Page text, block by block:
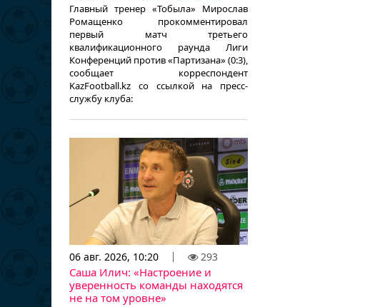
Главный тренер «Тобыла» Мирослав
Ромащенко прокомментировал
первый матч третьего
квалификационного раунда Лиги
Конференций против «Партизана» (0:3),
сообщает корреспондент
KazFootball.kz со ссылкой на пресс-
службу клуба:
06 авг. 2026, 10:20 293
Саша Илич: «Настроение и
уверенность команды находятся
не на том уровне»